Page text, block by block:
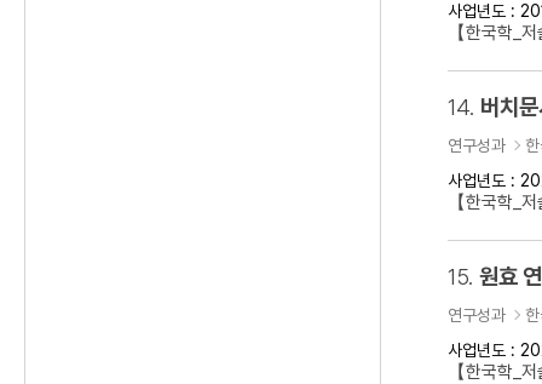
사업년도 :
【한국학_
14. 버치
연구성과
사업년도 :
【한국학_
15. 원효
연구성과
사업년도 :
【한국학_